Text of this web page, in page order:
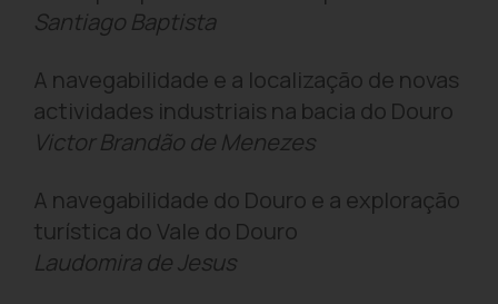
Santiago Baptista
A navegabilidade e a localização de novas
actividades industriais na bacia do Douro
Victor Brandão de Menezes
A navegabilidade do Douro e a exploração
turística do Vale do Douro
Laudomira de Jesus